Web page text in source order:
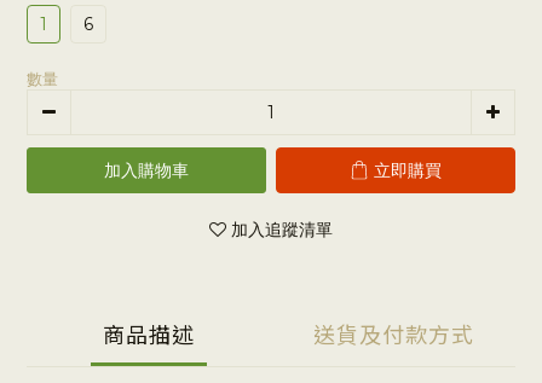
1 6
數量
加入購物車 立即購買
加入追蹤清單
商品描述 送貨及付款方式